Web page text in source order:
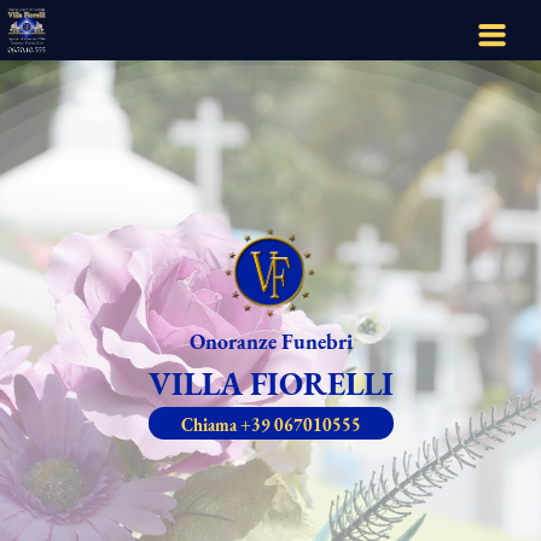
Home
Onoranze Funebri
VILLA FIORELLI
Chiama +39 067010555